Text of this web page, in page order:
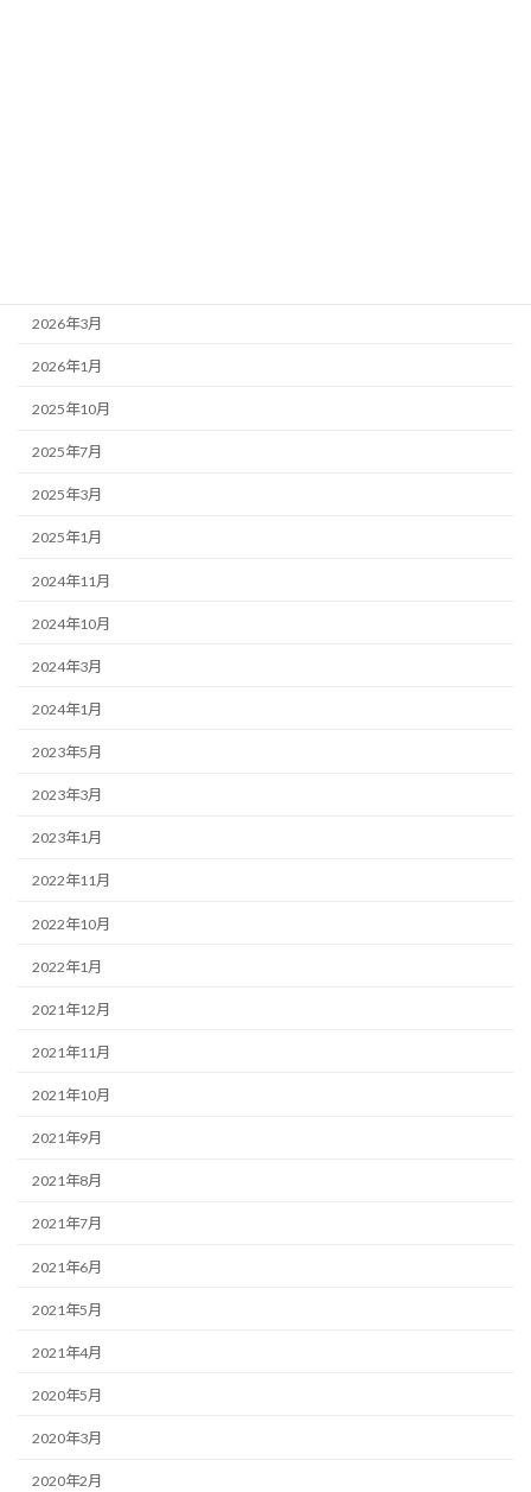
2026年3月
2026年1月
2025年10月
2025年7月
2025年3月
2025年1月
2024年11月
2024年10月
2024年3月
2024年1月
2023年5月
2023年3月
2023年1月
2022年11月
2022年10月
2022年1月
2021年12月
2021年11月
2021年10月
2021年9月
2021年8月
2021年7月
2021年6月
2021年5月
2021年4月
2020年5月
2020年3月
2020年2月